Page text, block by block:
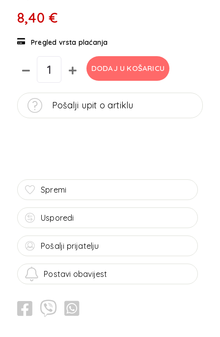
8,40 €
Pregled vrsta plaćanja
DODAJ U KOŠARICU
Pošalji upit o artiklu
Spremi
Usporedi
Pošalji prijatelju
Postavi obavijest